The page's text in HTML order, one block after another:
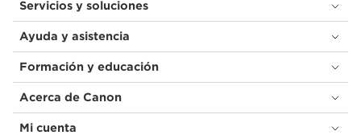
Servicios y soluciones
Ayuda y asistencia
Formación y educación
Acerca de Canon
Mi cuenta